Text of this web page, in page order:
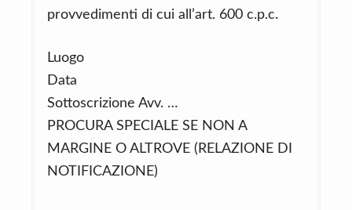
provvedimenti di cui all’art. 600 c.p.c.
Luogo
Data
Sottoscrizione Avv. …
PROCURA SPECIALE SE NON A
MARGINE O ALTROVE (RELAZIONE DI
NOTIFICAZIONE)